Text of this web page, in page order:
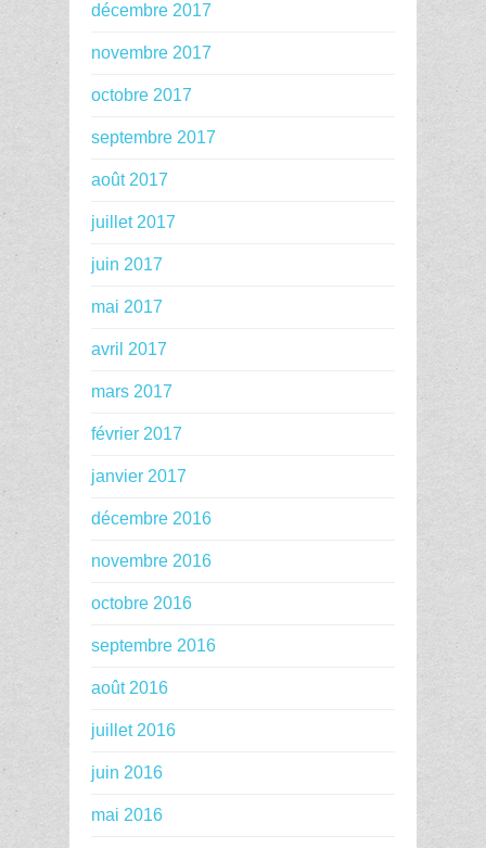
décembre 2017
novembre 2017
octobre 2017
septembre 2017
août 2017
juillet 2017
juin 2017
mai 2017
avril 2017
mars 2017
février 2017
janvier 2017
décembre 2016
novembre 2016
octobre 2016
septembre 2016
août 2016
juillet 2016
juin 2016
mai 2016